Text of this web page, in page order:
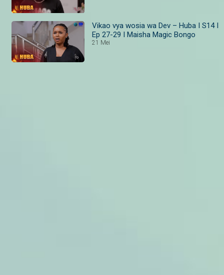
Vikao vya wosia wa Dev – Huba I S14 I
Ep 27-29 I Maisha Magic Bongo
21 Mei